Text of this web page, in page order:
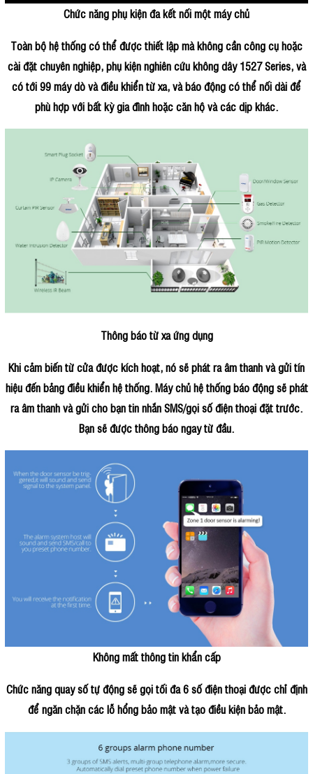
Chức năng phụ kiện đa kết nối một máy chủ
Toàn bộ hệ thống có thể được thiết lập mà không cần công cụ hoặc
cài đặt chuyên nghiệp, phụ kiện nghiên cứu không dây 1527 Series, và
có tới 99 máy dò và điều khiển từ xa, và báo động có thể nối dài để
phù hợp với bất kỳ gia đình hoặc căn hộ và các dịp khác.
Thông báo từ xa ứng dụng
Khi cảm biến từ cửa được kích hoạt, nó sẽ phát ra âm thanh và gửi tín
hiệu đến bảng điều khiển hệ thống. Máy chủ hệ thống báo động sẽ phát
ra âm thanh và gửi cho bạn tin nhắn SMS/gọi số điện thoại đặt trước.
Bạn sẽ được thông báo ngay từ đầu.
Không mất thông tin khẩn cấp
Chức năng quay số tự động sẽ gọi tối đa 6 số điện thoại được chỉ định
để ngăn chặn các lỗ hổng bảo mật và tạo điều kiện bảo mật.